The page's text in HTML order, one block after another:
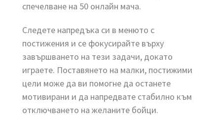
спечелване на 50 онлайн мача.
Следете напредъка си в менюто с
постижения и се фокусирайте върху
завършването на тези задачи, докато
играете. Поставянето на малки, постижими
цели може да ви помогне да останете
мотивирани и да напредвате стабилно към
отключването на желаните бойци.